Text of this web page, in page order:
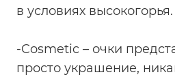
в условиях высокогорья.
-Cosmetic – очки
просто украшение,